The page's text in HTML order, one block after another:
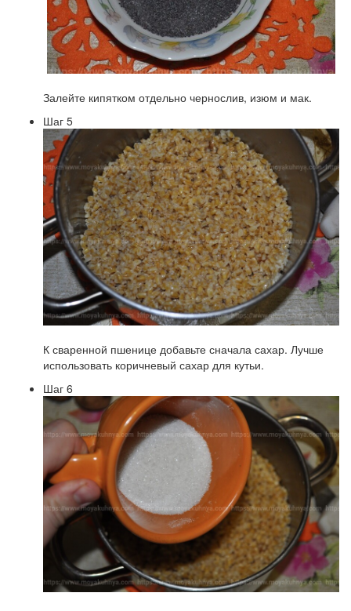
Залейте кипятком отдельно чернослив, изюм и мак.
Шаг 5
К сваренной пшенице добавьте сначала сахар. Лучше
использовать коричневый сахар для кутьи.
Шаг 6